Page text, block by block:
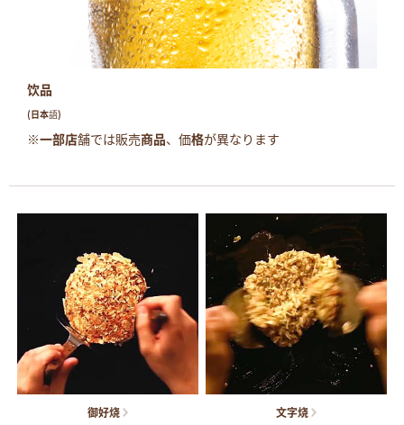
饮品
(日本語)
※一部店舗では販売商品、価格が異なります
御好烧 文字烧